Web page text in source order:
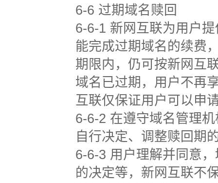
6-6 过期域名赎回
6-6-1 新网互联为用户
能完成过期域名的续费
期限内，仍可按新网互
域名已过期，用户不再
互联仅保证用户可以申
6-6-2 在遵守域名管理
自行决定、调整赎回期
6-6-3 用户理解并同意
的决定等，新网互联不